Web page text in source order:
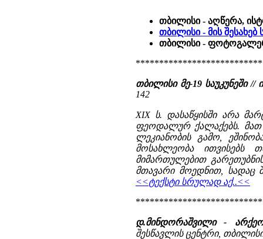
თბილისი - აღწერა,
თბილისი - მის შესახებ
თბილისი -
თბილისი მე-19 საუკუნეში
142
XIX ს. დასაწყისში არა
ფეოდალურ ქალაქებს. მათ
ლეკიანობის გამო,
მოსახლეობა ითვისებს
მიმართულებით
მთავარი მოედნით, სადაც
<<ტექსტი სრულად აქ..<<
დ.მინდორაშვილი -
შესწავლის ცენტრი,